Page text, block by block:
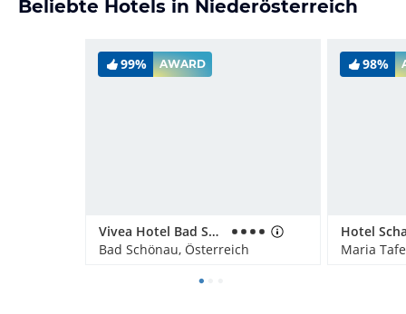
Beliebte Hotels in Niederösterreich
99% AWARD
Vivea Hotel Bad Schönau - Zum Landsknecht
Bad Schönau, Österreich
98%
Hotel
Maria